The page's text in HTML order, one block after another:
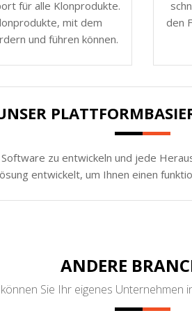
für alle Klonprodukte.
mit dem
und führen können.
den
zu entwickeln und jede
entwickelt, um Ihnen einen
ANDERE
Sie Ihr eigenes Unternehmen